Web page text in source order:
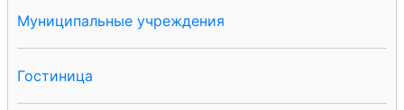
Муниципальные учреждения
Гостиница